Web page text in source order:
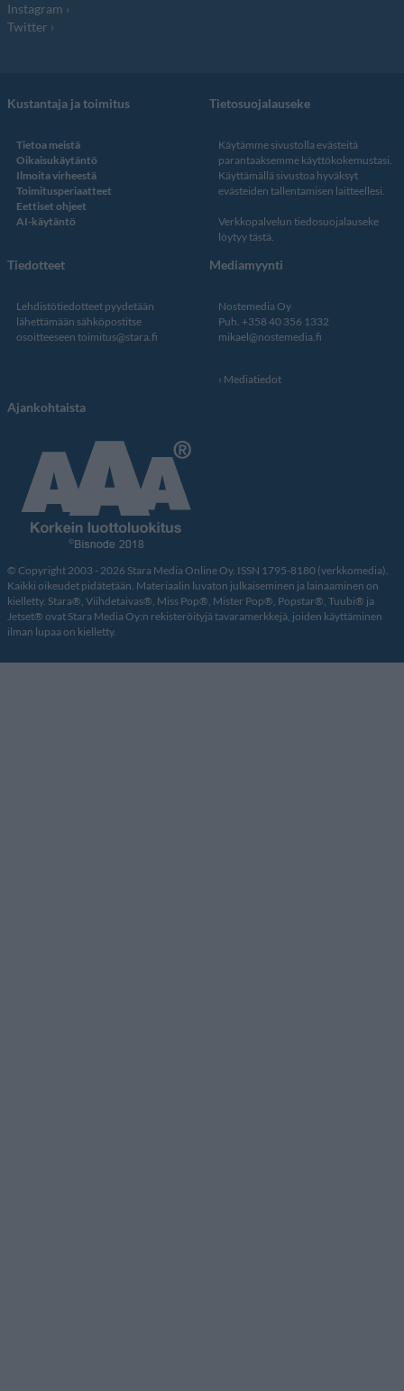
Instagram
Twitter
Kustantaja ja toimitus
Tietoa meistä
Oikaisukäytäntö
Ilmoita virheestä
Toimitusperiaatteet
Eettiset ohjeet
AI-käytäntö
Tietosuojalauseke
Käytämme sivustolla evästeitä
parantaaksemme käyttökokemustasi.
Käyttämällä sivustoa hyväksyt
evästeiden tallentamisen laitteellesi.
Verkkopalvelun tiedosuojalauseke
löytyy tästä.
Tiedotteet
Lehdistötiedotteet pyydetään
lähettämään sähköpostitse
osoitteeseen toimitus@stara.fi
Mediamyynti
Nostemedia Oy
Puh. +358 40 356 1332
mikael@nostemedia.fi
Mediatiedot
Ajankohtaista
© Copyright 2003 - 2026 Stara Media Online Oy. ISSN 1795-8180 (verkkomedia).
Kaikki oikeudet pidätetään. Materiaalin luvaton julkaiseminen ja lainaaminen on
kielletty. Stara®, Viihdetaivas®, Miss Pop®, Mister Pop®, Popstar®, Tuubi® ja
Jetset® ovat Stara Media Oy:n rekisteröityjä tavaramerkkejä, joiden käyttäminen
ilman lupaa on kielletty.